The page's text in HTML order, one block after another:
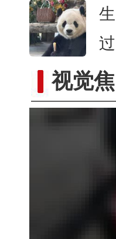
视觉
“这里的交